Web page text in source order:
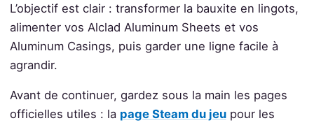
L’objectif est clair : transformer la bauxite en lingots,
alimenter vos Alclad Aluminum Sheets et vos
Aluminum Casings, puis garder une ligne facile à
agrandir.
Avant de continuer, gardez sous la main les pages
officielles utiles : la page Steam du jeupour les